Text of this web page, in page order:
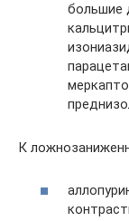
большие
К